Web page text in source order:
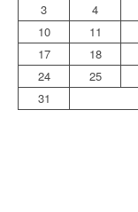
3
4
10
11
17
18
24
25
31